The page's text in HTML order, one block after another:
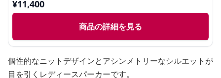
¥11,400
商品の詳細を見る
個性的なニットデザインとアシンメトリーなシルエットが
目を引くレディースパーカーです。